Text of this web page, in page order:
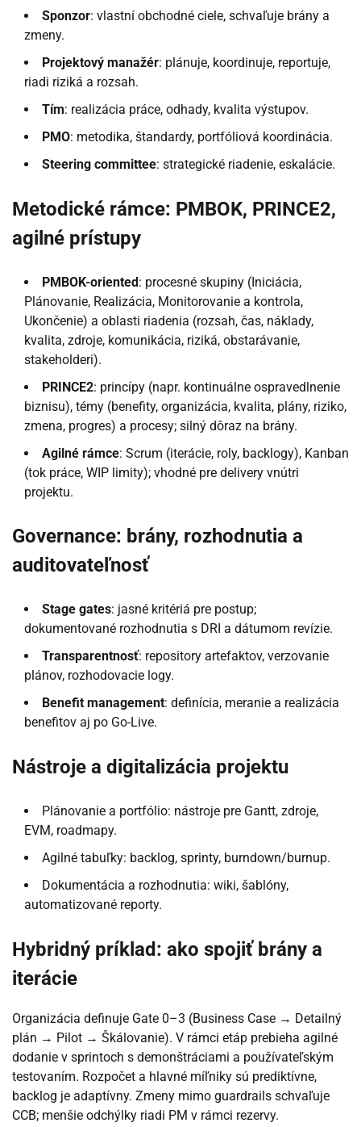
Sponzor: vlastní obchodné ciele, schvaľuje brány a
zmeny.
Projektový manažér: plánuje, koordinuje, reportuje,
riadi riziká a rozsah.
Tím: realizácia práce, odhady, kvalita výstupov.
PMO: metodika, štandardy, portfóliová koordinácia.
Steering committee: strategické riadenie, eskalácie.
Metodické rámce: PMBOK, PRINCE2,
agilné prístupy
PMBOK-oriented: procesné skupiny (Iniciácia,
Plánovanie, Realizácia, Monitorovanie a kontrola,
Ukončenie) a oblasti riadenia (rozsah, čas, náklady,
kvalita, zdroje, komunikácia, riziká, obstarávanie,
stakeholderi).
PRINCE2: princípy (napr. kontinuálne ospravedlnenie
biznisu), témy (benefity, organizácia, kvalita, plány, riziko,
zmena, progres) a procesy; silný dôraz na brány.
Agilné rámce: Scrum (iterácie, roly, backlogy), Kanban
(tok práce, WIP limity); vhodné pre delivery vnútri
projektu.
Governance: brány, rozhodnutia a
auditovateľnosť
Stage gates: jasné kritériá pre postup;
dokumentované rozhodnutia s DRI a dátumom revízie.
Transparentnosť: repository artefaktov, verzovanie
plánov, rozhodovacie logy.
Benefit management: definícia, meranie a realizácia
benefitov aj po Go-Live.
Nástroje a digitalizácia projektu
Plánovanie a portfólio: nástroje pre Gantt, zdroje,
EVM, roadmapy.
Agilné tabuľky: backlog, sprinty, burndown/burnup.
Dokumentácia a rozhodnutia: wiki, šablóny,
automatizované reporty.
Hybridný príklad: ako spojiť brány a
iterácie
Organizácia definuje Gate 0–3 (Business Case → Detailný
plán → Pilot → Škálovanie). V rámci etáp prebieha agilné
dodanie v sprintoch s demonštráciami a používateľským
testovaním. Rozpočet a hlavné míľniky sú prediktívne,
backlog je adaptívny. Zmeny mimo guardrails schvaľuje
CCB; menšie odchýlky riadi PM v rámci rezervy.